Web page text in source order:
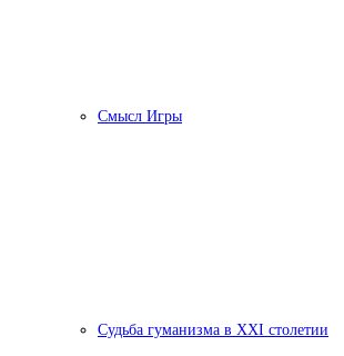
Смысл Игры
Судьба гуманизма в XXI столетии